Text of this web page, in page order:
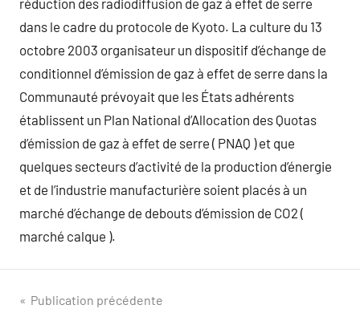
réduction des radiodiffusion de gaz à effet de serre
dans le cadre du protocole de Kyoto. La culture du 13
octobre 2003 organisateur un dispositif d’échange de
conditionnel d’émission de gaz à effet de serre dans la
Communauté prévoyait que les États adhérents
établissent un Plan National d’Allocation des Quotas
d’émission de gaz à effet de serre ( PNAQ ) et que
quelques secteurs d’activité de la production d’énergie
et de l’industrie manufacturière soient placés à un
marché d’échange de debouts d’émission de CO2 (
marché calque ).
Navigation
Publication précédente